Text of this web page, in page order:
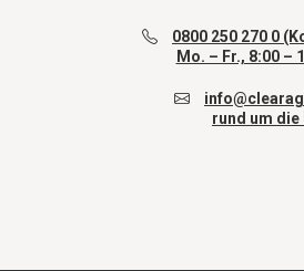
0800 250 270 0
Mo. – Fr., 8:00 –
rund um die